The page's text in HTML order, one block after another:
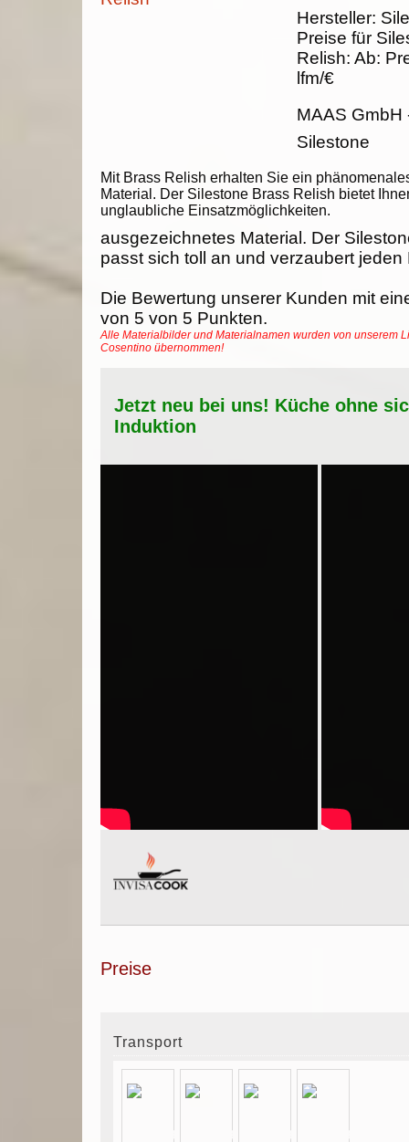
Mit Brass Relish erhalten Sie ein
Material. Der Silestone Brass Relish bietet
unglaubliche Einsatzmöglichkeiten.
Hersteller:
Preise für
Relish: Ab:
lfm/€
MAAS GmbH
Silestone
ausgezeichnetes Material. Der
passt sich toll an und verzaubert jeden
Die Bewertung unserer Kunden mit
von 5 von 5 Punkten.
Alle Materialbilder und Materialnamen wurden von unserem
Cosentino übernommen!
Jetzt neu bei uns! Küche ohne
Induktion
Preise
Transport